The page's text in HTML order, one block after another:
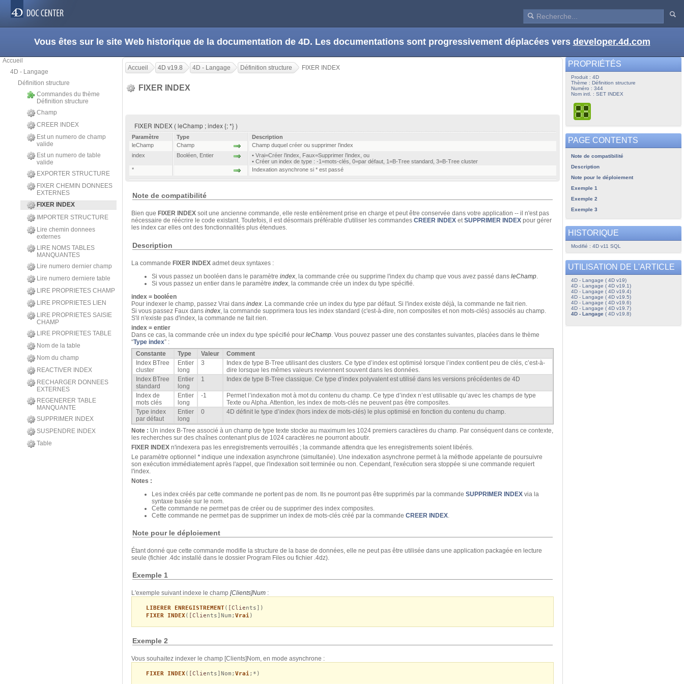
Vous êtes sur le site Web historique de la documentation de 4D. Les documentations sont progressivement déplacées vers developer.4d.com
Accueil
4D - Langage
Définition structure
Commandes du thème
Définition structure
Champ
CREER INDEX
Est un numero de champ
valide
Est un numero de table
valide
EXPORTER STRUCTURE
FIXER CHEMIN DONNEES
EXTERNES
FIXER INDEX
IMPORTER STRUCTURE
Lire chemin donnees
externes
LIRE NOMS TABLES
MANQUANTES
Lire numero dernier champ
Lire numero derniere table
LIRE PROPRIETES CHAMP
LIRE PROPRIETES LIEN
LIRE PROPRIETES SAISIE
CHAMP
LIRE PROPRIETES TABLE
Nom de la table
Nom du champ
REACTIVER INDEX
RECHARGER DONNEES
EXTERNES
REGENERER TABLE
MANQUANTE
SUPPRIMER INDEX
SUSPENDRE INDEX
Table
Accueil 4D v19.8 4D - Langage Définition structure FIXER INDEX
FIXER INDEX
FIXER INDEX ( leChamp ; index {; *} )
Paramètre Type
Description
leChamp
Champ
Champ duquel créer ou supprimer l’index
index
Booléen Entier
• Vrai=Créer l’index, Faux=Supprimer l’index, ou
• Créer un index de type : -1=mots-clés, 0=par défaut, 1=B-Tree standard, 3=B-Tree cluster
*
Indexation asynchrone si * est passé
Note de compatibilité
Bien que FIXER INDEX soit une ancienne commande, elle reste entièrement prise en charge et peut être conservée dans votre application -- il n'est pas
nécessaire de réécrire le code existant. Toutefois, il est désormais préférable d'utiliser les commandes CREER INDEX etSUPPRIMER INDEX pour gérer
les index car elles ont des fonctionnalités plus étendues.
Description
La commande FIXER INDEX admet deux syntaxes :
Si vous passez un booléen dans le paramètre index , la commande crée ou supprime l'index du champ que vous avez passé dans leChamp
Si vous passez un entier dans le paramètre index , la commande crée un index du type spécifié.
index = booléen
Pour indexer le champ, passez Vrai dans index . La commande crée un index du type par défaut. Si l'index existe déjà, la commande ne fait rien.
Si vous passez Faux dans index , la commande supprimera tous les index standard (c'est-à-dire, non composites et non mots-clés) associés au champ.
S'il n'existe pas d'index, la commande ne fait rien.
index = entier
Dans ce cas, la commande crée un index du type spécifié pour leChamp . Vous pouvez passer une des constantes suivantes, placées dans le thème
“Type index” :
Constante
Type Valeur
Comment
Index BTree
cluster
Entier
long
3
Index de type B-Tree utilisant des clusters. Ce type d’index est optimisé lorsque l’index contient peu de clés, c’est-à-
dire lorsque les mêmes valeurs reviennent souvent dans les données.
Index BTree
standard
Entier
long
1 Index de type B-Tree classique. Ce type d’index polyvalent est utilisé dans les versions précédentes de 4D
Index de
mots clés
Entier
long
-1
Permet l’indexation mot à mot du contenu du champ. Ce type d’index n’est utilisable qu’avec les champs de type
Texte ou Alpha. Attention, les index de mots-clés ne peuvent pas être composites.
Type index
par défaut
Entier
long
0 4D définit le type d’index (hors index de mots-clés) le plus optimisé en fonction du contenu du champ.
Note : Un index B-Tree associé à un champ de type texte stocke au maximum les 1024 premiers caractères du champ. Par conséquent dans ce contexte,
les recherches sur des chaînes contenant plus de 1024 caractères ne pourront aboutir.
FIXER INDEX n'indexera pas les enregistrements verrouillés ; la commande attendra que les enregistrements soient libérés.
Le paramètre optionnel * indique une indexation asynchrone (simultanée). Une indexation asynchrone permet à la méthode appelante de poursuivre
son exécution immédiatement après l'appel, que l'indexation soit terminée ou non. Cependant, l'exécution sera stoppée si une commande requiert
l'index.
Notes :
Les index créés par cette commande ne portent pas de nom. Ils ne pourront pas être supprimés par la commande SUPPRIMER INDEX via la
syntaxe basée sur le nom.
Cette commande ne permet pas de créer ou de supprimer des index composites.
Cette commande ne permet pas de supprimer un index de mots-clés créé par la commande CREER INDEX
Note pour le déploiement
Étant donné que cette commande modifie la structure de la base de données, elle ne peut pas être utilisée dans une application packagée en lecture
seule (fichier .4dc installé dans le dossier Program Files ou fichier .4dz).
Exemple 1
L'exemple suivant indexe le champ [Clients]Num :
LIBERER ENREGISTREMENT( [Clients])
FIXER INDEX( [Clients]Num; Vrai)
Exemple 2
Vous souhaitez indexer le champ [Clients]Nom, en mode asynchrone :
FIXER INDEX( [Clients]Nom; Vrai;*)
PROPRIÉTÉS
Produit : 4D
Thème : Définition structure
Numéro : 344
Nom intl. : SET INDEX
PAGE CONTENTS
Note de compatibilité
Description
Note pour le déploiement
Exemple 1
Exemple 2
Exemple 3
HISTORIQUE
Modifié : 4D v11 SQL
UTILISATION DE L'ARTICLE
4D - Langage ( 4D v19)
4D - Langage ( 4D v19.1)
4D - Langage ( 4D v19.4)
4D - Langage ( 4D v19.5)
4D - Langage ( 4D v19.6)
4D - Langage ( 4D v19.7)
4D - Langage( 4D v19.8)